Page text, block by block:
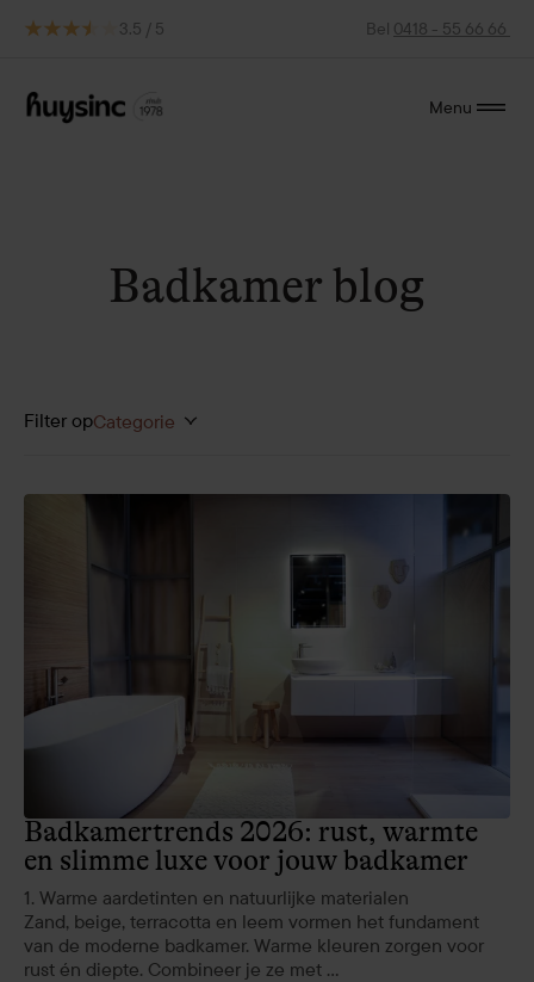
3.5 / 5 Bel 0418 - 55 66 66
Menu
Badkamer blog
Filter opCategorie
Badkamertrends 2026: rust, warmte
en slimme luxe voor jouw badkamer
1. Warme aardetinten en natuurlijke materialen
Zand, beige, terracotta en leem vormen het fundament
van de moderne badkamer. Warme kleuren zorgen voor
rust én diepte. Combineer je ze met ...